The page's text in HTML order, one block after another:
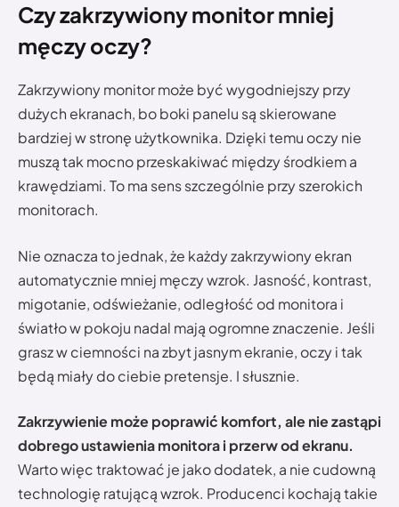
Czy zakrzywiony monitor mniej
męczy oczy?
Zakrzywiony monitor może być wygodniejszy przy
dużych ekranach, bo boki panelu są skierowane
bardziej w stronę użytkownika. Dzięki temu oczy nie
muszą tak mocno przeskakiwać między środkiem a
krawędziami. To ma sens szczególnie przy szerokich
monitorach.
Nie oznacza to jednak, że każdy zakrzywiony ekran
automatycznie mniej męczy wzrok. Jasność, kontrast,
migotanie, odświeżanie, odległość od monitora i
światło w pokoju nadal mają ogromne znaczenie. Jeśli
grasz w ciemności na zbyt jasnym ekranie, oczy i tak
będą miały do ciebie pretensje. I słusznie.
Zakrzywienie może poprawić komfort, ale nie zastąpi
dobrego ustawienia monitora i przerw od ekranu.
Warto więc traktować je jako dodatek, a nie cudowną
technologię ratującą wzrok. Producenci kochają takie